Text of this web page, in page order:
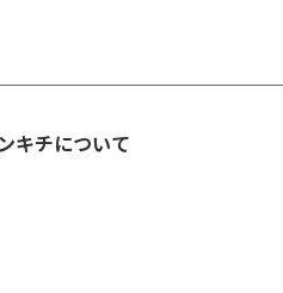
キチについて